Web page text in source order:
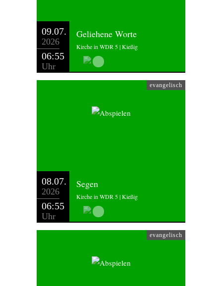
09.07.
2026
06:55
Uhr
Geliehene Worte
Kirche in WDR 5 | Kießig
evangelisch
08.07.
2026
06:55
Uhr
Segen
Kirche in WDR 5 | Kießig
evangelisch